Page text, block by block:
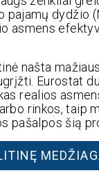
dydžio
asmens
našta
Eurostat
realios
rinkos, taip
pašalpos šią